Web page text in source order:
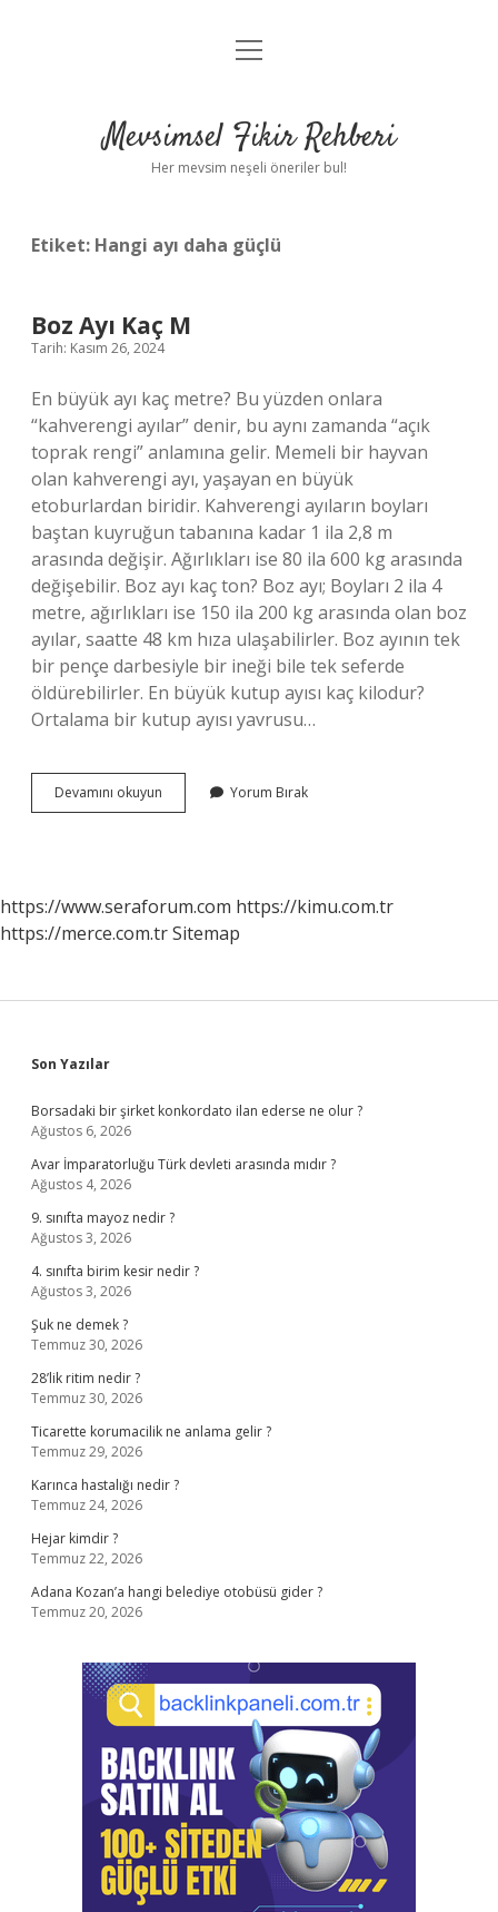
Anasayfa
Yasal Uyarı
menüyü
Mevsimsel Fikir Rehberi
Her mevsim neşeli öneriler bul!
Etiket: Hangi ayı daha güçlü
Boz Ayı Kaç M
Tarih: Kasım 26, 2024
En büyük ayı kaç metre? Bu yüzden onlara
“kahverengi ayılar” denir, bu aynı zamanda “açık
toprak rengi” anlamına gelir. Memeli bir hayvan
olan kahverengi ayı, yaşayan en büyük
etoburlardan biridir. Kahverengi ayıların boyları
baştan kuyruğun tabanına kadar 1 ila 2,8 m
arasında değişir. Ağırlıkları ise 80 ila 600 kg arasında
değişebilir. Boz ayı kaç ton? Boz ayı; Boyları 2 ila 4
metre, ağırlıkları ise 150 ila 200 kg arasında olan boz
ayılar, saatte 48 km hıza ulaşabilirler. Boz ayının tek
bir pençe darbesiyle bir ineği bile tek seferde
öldürebilirler. En büyük kutup ayısı kaç kilodur?
Ortalama bir kutup ayısı yavrusu…
Devamını okuyun
Ayı
Yorum Bırak
https://www.seraforum.com https://kimu.com.tr
https://merce.com.trSitemap
Sidebar
Son Yazılar
Borsadaki bir şirket konkordato ilan ederse ne olur ?
Ağustos 6, 2026
Avar İmparatorluğu Türk devleti arasında mıdır ?
Ağustos 4, 2026
9. sınıfta mayoz nedir ?
Ağustos 3, 2026
4. sınıfta birim kesir nedir ?
Ağustos 3, 2026
Şuk ne demek ?
Temmuz 30, 2026
28’lik ritim nedir ?
Temmuz 30, 2026
Ticarette korumacilik ne anlama gelir ?
Temmuz 29, 2026
Karınca hastalığı nedir ?
Temmuz 24, 2026
Hejar kimdir ?
Temmuz 22, 2026
Adana Kozan’a hangi belediye otobüsü gider ?
Temmuz 20, 2026